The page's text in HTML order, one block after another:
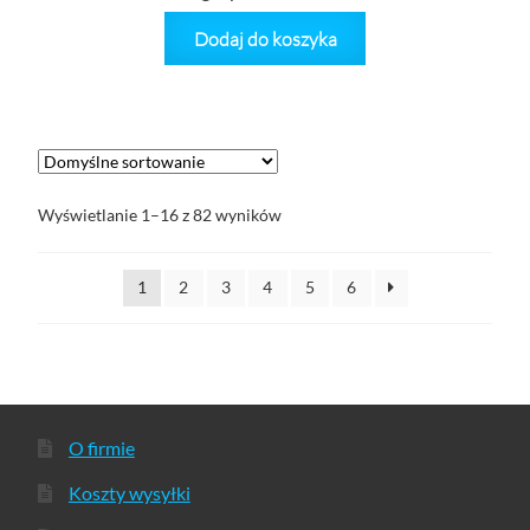
Dodaj do koszyka
Wyświetlanie 1–16 z 82 wyników
1 2 3 4 5 6
O firmie
Koszty wysyłki